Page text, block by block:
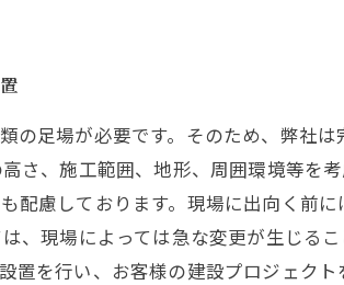
の足場が必要です。そのため、弊社
さ、施工範囲、地形、周囲環境等を
配慮しております。現場に出向く前
、現場によっては急な変更が生じる
置を行い、お客様の建設プロジェク